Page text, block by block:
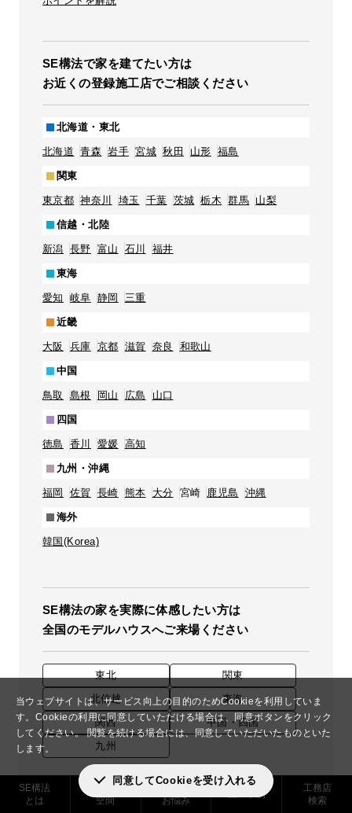
当ウェブサイトは、サービス向上の目的のためCookieを利用していま
す。 Cookieの利用に同意していただける場合は、同意ボタンをクリック
してください。閲覧を続ける場合には、同意していただいたものといた
します。
同意してCookieを受け入れる
SE構法
とは
実現できる
空間
お悩み
施工事例
工務店
検索
SE構法で家を建てたい方は
お近くの登録施工店でご相談ください
北海道・東北
北海道 青森 岩手 宮城 秋田 山形 福島
関東
東京都 神奈川 埼玉 千葉 茨城 栃木 群馬 山梨
信越・北陸
新潟 長野 富山 石川 福井
東海
愛知 岐阜 静岡 三重
近畿
大阪 兵庫 京都 滋賀 奈良 和歌山
中国
鳥取 島根 岡山 広島 山口
四国
徳島 香川 愛媛 高知
九州・沖縄
福岡 佐賀 長崎 熊本 大分 宮崎 鹿児島 沖縄
海外
韓国(Korea)
SE構法の家を実際に体感したい方は
全国のモデルハウスへご来場ください
東北
関東
北信越
東海
関西
中国・四国
九州